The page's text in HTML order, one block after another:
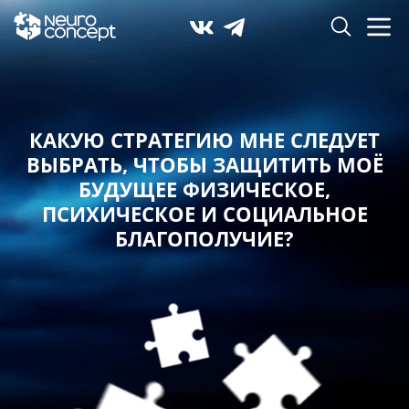
КАКУЮ СТРАТЕГИЮ МНЕ СЛЕДУЕТ
ВЫБРАТЬ,ЧТОБЫ ЗАЩИТИТЬ МОЁ
БУДУЩЕЕ ФИЗИЧЕСКОЕ,
ПСИХИЧЕСКОЕ И СОЦИАЛЬНОЕ
БЛАГОПОЛУЧИЕ?